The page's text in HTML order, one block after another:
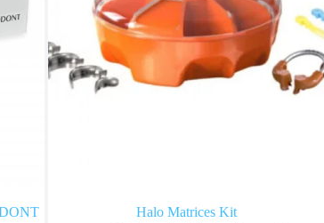
Halo Matrices Kit